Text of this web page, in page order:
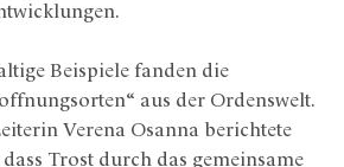
Beispiele fanden die
aus der Ordenswelt.
Verena Osanna berichtete
Trost durch das gemeinsame